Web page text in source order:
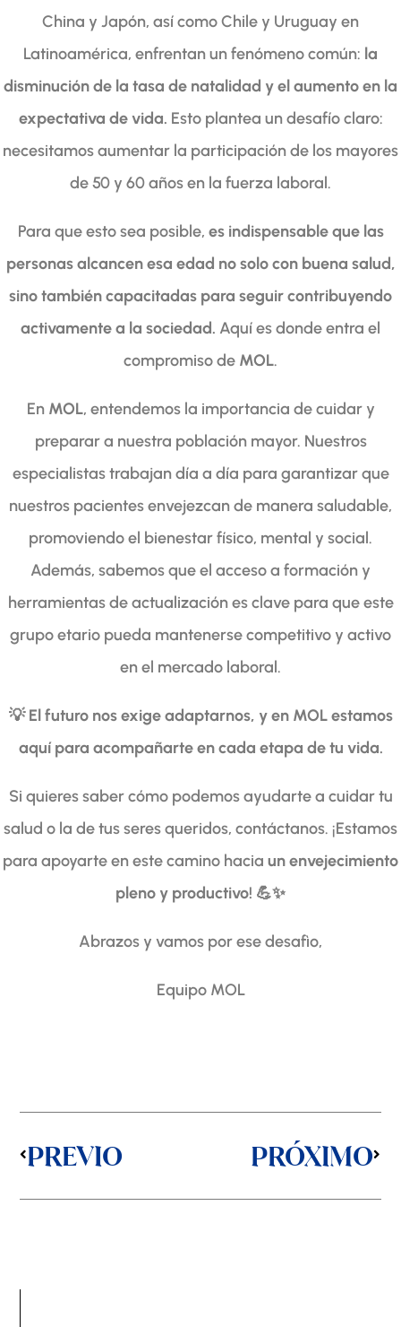
China y Japón, así como Chile y Uruguay en
Latinoamérica, enfrentan un fenómeno común: la
disminución de la tasa de natalidad y el aumento en la
expectativa de vida. Esto plantea un desafío claro:
necesitamos aumentar la participación de los mayores
de 50 y 60 años en la fuerza laboral.
Para que esto sea posible, es indispensable que las
personas alcancen esa edad no solo con buena salud,
sino también capacitadas para seguir contribuyendo
activamente a la sociedad. Aquí es donde entra el
compromiso de MOL.
En MOL, entendemos la importancia de cuidar y
preparar a nuestra población mayor. Nuestros
especialistas trabajan día a día para garantizar que
nuestros pacientes envejezcan de manera saludable,
promoviendo el bienestar físico, mental y social.
Además, sabemos que el acceso a formación y
herramientas de actualización es clave para que este
grupo etario pueda mantenerse competitivo y activo
en el mercado laboral.
💡El futuro nos exige adaptarnos, y en MOL estamos
aquí para acompañarte en cada etapa de tu vida.
Si quieres saber cómo podemos ayudarte a cuidar tu
salud o la de tus seres queridos, contáctanos. ¡Estamos
para apoyarte en este camino hacia un envejecimiento
pleno y productivo! 💪✨
Abrazos y vamos por ese desafìo,
Equipo MOL
PREVIO PRÓXIMO